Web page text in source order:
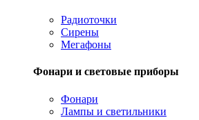
Радиоточки
Сирены
Мегафоны
Фонари и световые приборы
Фонари
Лампы и светильники